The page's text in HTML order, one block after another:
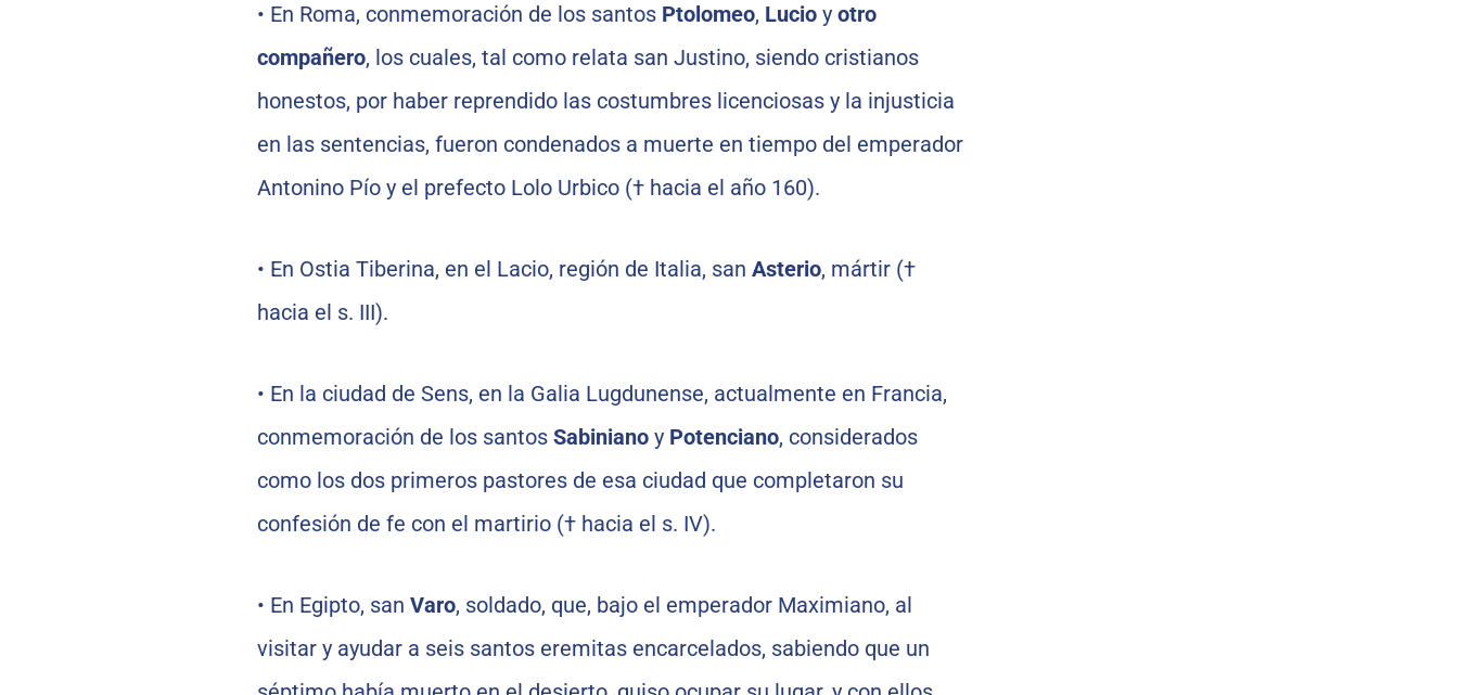
• En Roma, conmemoración de los santos Ptolomeo, Lucioy otro
compañero, los cuales, tal como relata san Justino, siendo cristianos
honestos, por haber reprendido las costumbres licenciosas y la injusticia
en las sentencias, fueron condenados a muerte en tiempo del emperador
Antonino Pío y el prefecto Lolo Urbico († hacia el año 160).
• En Ostia Tiberina, en el Lacio, región de Italia, san Asterio, mártir (†
hacia el s. III).
• En la ciudad de Sens, en la Galia Lugdunense, actualmente en Francia,
conmemoración de los santos Sabinianoy Potenciano, considerados
como los dos primeros pastores de esa ciudad que completaron su
confesión de fe con el martirio († hacia el s. IV).
• En Egipto, san Varo, soldado, que, bajo el emperador Maximiano, al
visitar y ayudar a seis santos eremitas encarcelados, sabiendo que un